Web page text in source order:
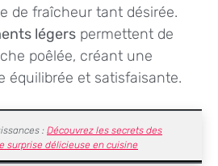
de fraîcheur tant désirée.
légers permettent de
poêlée, créant une
équilibrée et satisfaisante.
: Découvrez les secrets des
surprise délicieuse en cuisine